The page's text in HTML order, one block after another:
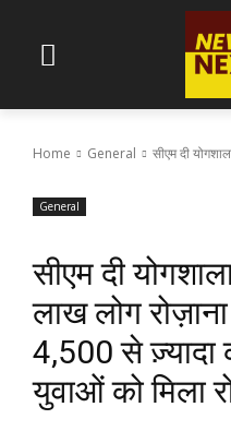
Home General सीएम दी
General
सीएम दी
लाख लोग
4,500 से ज़्यादा
युवाओं को मिला